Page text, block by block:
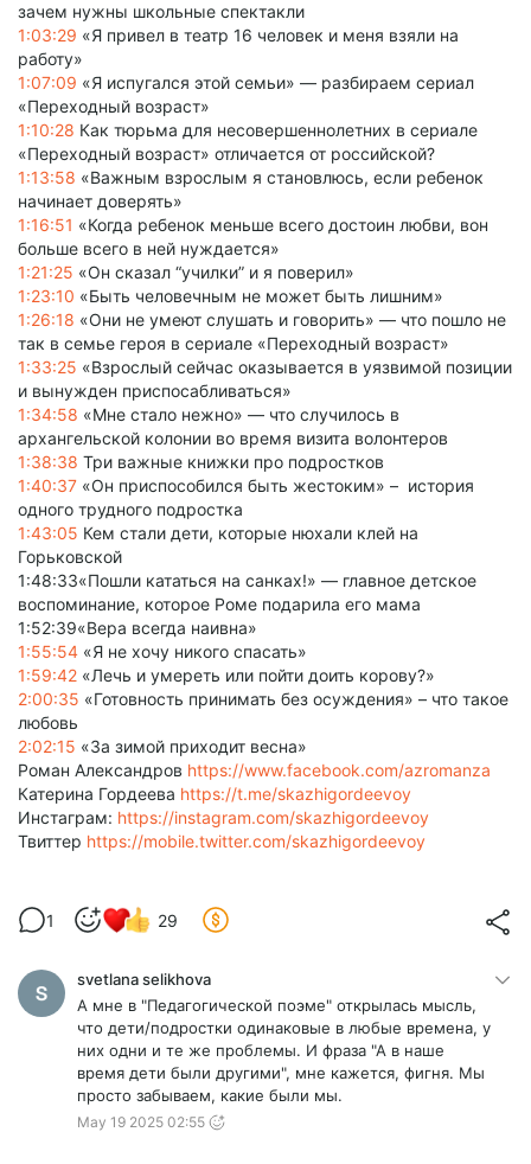
зачем нужны школьные спектакли
1:03:29 «Я привел в театр 16 человек и меня взяли на
работу»
1:07:09 «Я испугался этой семьи» — разбираем сериал
«Переходный возраст»
1:10:28 Как тюрьма для несовершеннолетних в сериале
«Переходный возраст» отличается от российской?
1:13:58 «Важным взрослым я становлюсь, если ребенок
начинает доверять»
1:16:51 «Когда ребенок меньше всего достоин любви, вон
больше всего в ней нуждается»
1:21:25 «Он сказал “училки” и я поверил»
1:23:10 «Быть человечным не может быть лишним»
1:26:18 «Они не умеют слушать и говорить» — что пошло не
так в семье героя в сериале «Переходный возраст»
1:33:25 «Взрослый сейчас оказывается в уязвимой позиции
и вынужден приспосабливаться»
1:34:58 «Мне стало нежно» — что случилось в
архангельской колонии во время визита волонтеров
1:38:38 Три важные книжки про подростков
1:40:37 «Он приспособился быть жестоким» – история
одного трудного подростка
1:43:05 Кем стали дети, которые нюхали клей на
Горьковской
1:48:33«Пошли кататься на санках!» — главное детское
воспоминание, которое Роме подарила его мама
1:52:39«Вера всегда наивна»
1:55:54 «Я не хочу никого спасать»
1:59:42 «Лечь и умереть или пойти доить корову?»
2:00:35 «Готовность принимать без осуждения» – что такое
любовь
2:02:15 «За зимой приходит весна»
Роман Александров https://www.facebook.com/azromanza
Катерина Гордеева https://t.me/skazhigordeevoy
Инстаграм: https://instagram.com/skazhigordeevoy
Твиттер https://mobile.twitter.com/skazhigordeevoy
1 29
svetlana selikhova
А мне в "Педагогической поэме" открылась мысль,
что дети/подростки одинаковые в любые времена, у
них одни и те же проблемы. И фраза "А в наше
время дети были другими", мне кажется, фигня. Мы
просто забываем, какие были мы.
May 19 2025 02:55